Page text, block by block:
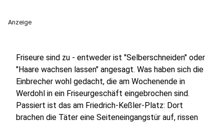
Anzeige
Friseure sind zu - entweder ist "Selberschneiden" oder
"Haare wachsen lassen" angesagt. Was haben sich die
Einbrecher wohl gedacht, die am Wochenende in
Werdohl in ein Friseurgeschäft eingebrochen sind.
Passiert ist das am Friedrich-Keßler-Platz: Dort
brachen die Täter eine Seiteneingangstür auf, rissen